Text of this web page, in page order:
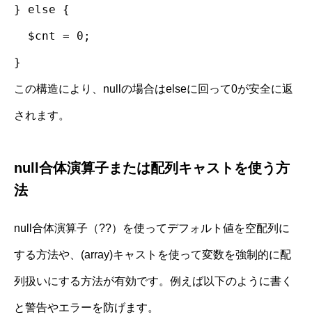
} else {
$cnt = 0;
}
この構造により、nullの場合はelseに回って0が安全に返
されます。
null合体演算子または配列キャストを使う方
法
null合体演算子（??）を使ってデフォルト値を空配列に
する方法や、(array)キャストを使って変数を強制的に配
列扱いにする方法が有効です。例えば以下のように書く
と警告やエラーを防げます。